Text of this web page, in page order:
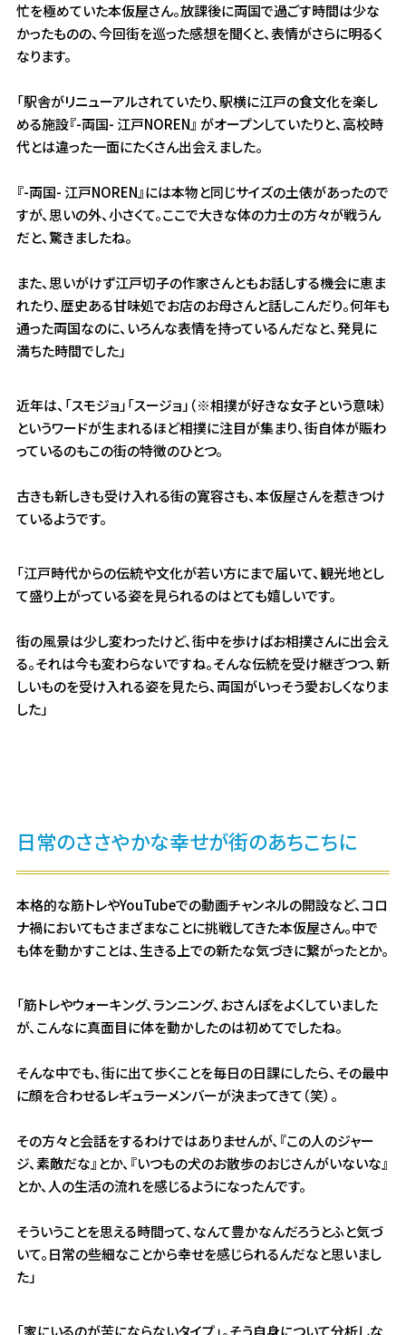
忙を極めていた本仮屋さん。放課後に両国で過ごす時間は少な
かったものの、今回街を巡った感想を聞くと、表情がさらに明るく
なります。
「駅舎がリニューアルされていたり、駅横に江戸の食文化を楽し
める施設『-両国- 江戸NOREN』 がオープンしていたりと、高校時
代とは違った一面にたくさん出会えました。
『-両国- 江戸NOREN』には本物と同じサイズの土俵があったので
すが、思いの外、小さくて。ここで大きな体の力士の方々が戦うん
だと、驚きましたね。
また、思いがけず江戸切子の作家さんともお話しする機会に恵ま
れたり、歴史ある甘味処でお店のお母さんと話しこんだり。何年も
通った両国なのに、いろんな表情を持っているんだなと、発見に
満ちた時間でした」
近年は、「スモジョ」「スージョ」（※相撲が好きな女子という意味）
というワードが生まれるほど相撲に注目が集まり、街自体が賑わ
っているのもこの街の特徴のひとつ。
古きも新しきも受け入れる街の寛容さも、本仮屋さんを惹きつけ
ているようです。
「江戸時代からの伝統や文化が若い方にまで届いて、観光地とし
て盛り上がっている姿を見られるのはとても嬉しいです。
街の風景は少し変わったけど、街中を歩けばお相撲さんに出会え
る。それは今も変わらないですね。そんな伝統を受け継ぎつつ、新
しいものを受け入れる姿を見たら、両国がいっそう愛おしくなりま
した」
日常のささやかな幸せが街のあちこちに
本格的な筋トレやYouTubeでの動画チャンネルの開設など、コロ
ナ禍においてもさまざまなことに挑戦してきた本仮屋さん。中で
も体を動かすことは、生きる上での新たな気づきに繋がったとか。
「筋トレやウォーキング、ランニング、おさんぽをよくしていました
が、こんなに真面目に体を動かしたのは初めてでしたね。
そんな中でも、街に出て歩くことを毎日の日課にしたら、その最中
に顔を合わせるレギュラーメンバーが決まってきて（笑）。
その方々と会話をするわけではありませんが、『この人のジャー
ジ、素敵だな』とか、『いつもの犬のお散歩のおじさんがいないな』
とか、人の生活の流れを感じるようになったんです。
そういうことを思える時間って、なんて豊かなんだろうとふと気づ
いて。日常の些細なことから幸せを感じられるんだなと思いまし
た」
「家にいるのが苦にならないタイプ」。そう自身について分析しな